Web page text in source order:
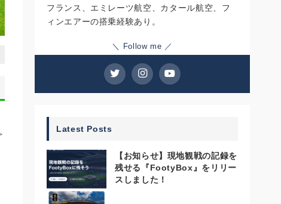
フランス、エミレーツ航空、カタール航空、フ
ィンエアーの搭乗経験あり。
＼ Follow me ／
Latest Posts
【お知らせ】現地観戦の記録を
残せる『FootyBox』をリリー
スしました！